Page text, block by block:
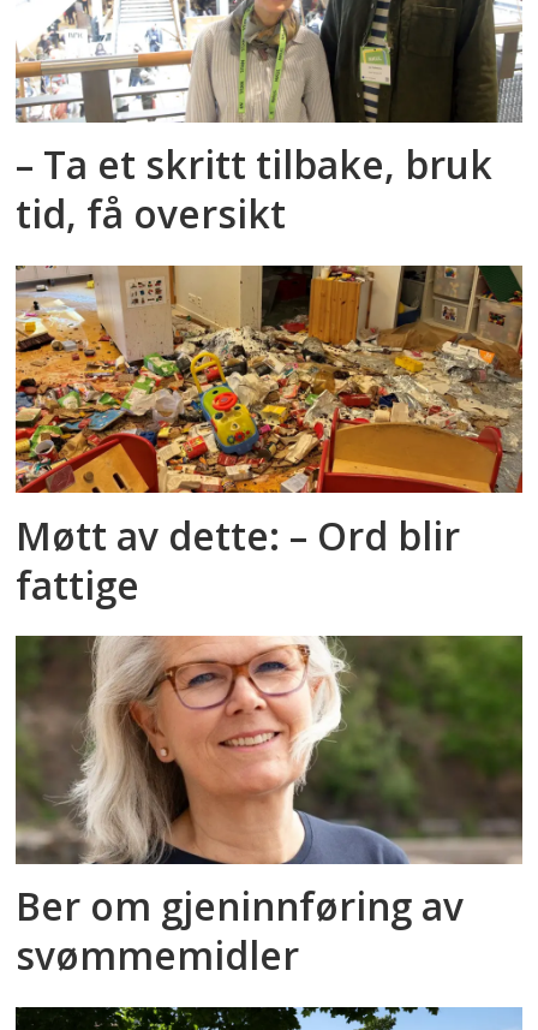
– Ta et skritt tilbake, bruk
tid, få oversikt
Møtt av dette: – Ord blir
fattige
Ber om gjeninnføring av
svømmemidler